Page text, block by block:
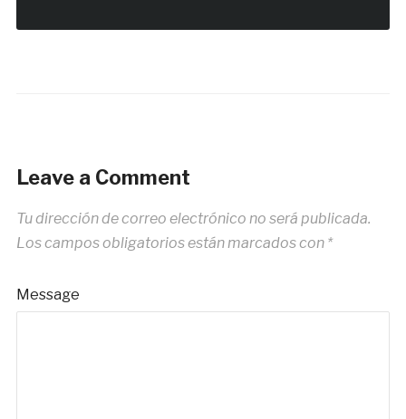
Leave a Comment
Tu dirección de correo electrónico no será publicada.
Los campos obligatorios están marcados con *
Message